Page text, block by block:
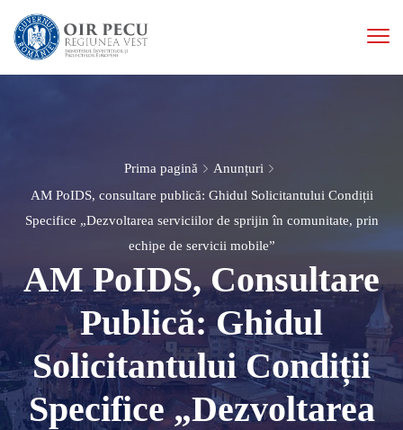
Prima pagină
Anunțuri
AM PoIDS, consultare publică: Ghidul Solicitantului Condiții
Specifice „Dezvoltarea serviciilor de sprijin în comunitate, prin
echipe de servicii mobile”
AM PoIDS, Consultare
Publică: Ghidul
Solicitantului Condiții
Specifice „Dezvoltarea